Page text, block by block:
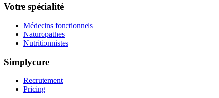
Votre spécialité
Médecins fonctionnels
Naturopathes
Nutritionnistes
Simplycure
Recrutement
Pricing